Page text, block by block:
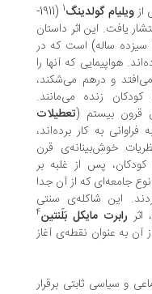
گولدینگ1
(1911-
که در 1954 انتشار یافت. این اثر داستان
ساله) است که در
که آنها را
و درهم می‌شکند،
زنده می‌مانند.
بیستم (تعطیلات
به کار برده‌اند،
قرن
پس از غلبه بر
که از آن جدا
شاکله‌ی سنتی
مایکل بَلَنتین
نقطه‌ی آغاز
ثابتی برقرار